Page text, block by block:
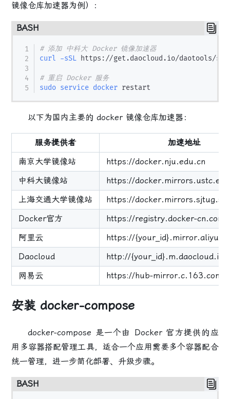
镜像仓库加速器为例）：
BASH
# 添加 中科大 Docker 镜像加速器
curl -sSL https://get.daocloud.io/daotools/
# 重启 Docker 服务
sudo service docker
以下为国内主要的 docker 镜像仓库加速器：
服务提供者
加速地址
南京大学镜像站
https://docker.nju.edu.cn
中科大镜像站
https://
上海交通大学镜像站
https://
Docker官方
https://registry.docker-cn.com
阿里云
https://
Daocloud
http://{your_id}.m.daocloud.io
网易云
https://hub-mirror.c.163.com
安装 docker-compose
docker-compose 是一个由 Docker 官方提供的应
用多容器搭配管理工具，适合一个应用需要多个容器配合
统一管理，进一步简化部署、升级步骤。
BASH